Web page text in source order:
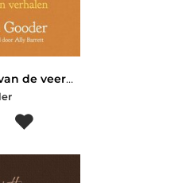
Vrouwen van de veertigdagentijd